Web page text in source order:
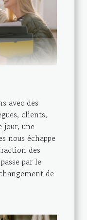
avec des
clients,
jour, une
nous échappe
des
par le
de